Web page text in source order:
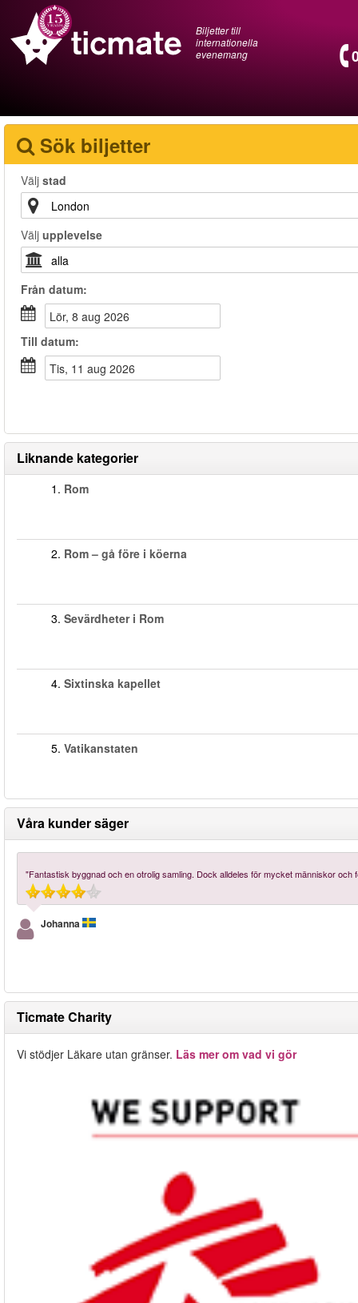
Biljetter till
internationella
evenemang
Sök biljetter
Välj stad
Välj upplevelse
Från datum:
lör, 8 aug 2026
Till datum:
tis, 11 aug 2026
Liknande kategorier
1. Rom
2. Rom – gå före i köerna
3. Sevärdheter i Rom
4. Sixtinska kapellet
5. Vatikanstaten
Våra kunder säger
"Fantastisk byggnad och en otrolig samling. Dock alldeles för mycket människor
Johanna
Ticmate Charity
Vi stödjer Läkare utan gränser. Läs mer om vad vi gör